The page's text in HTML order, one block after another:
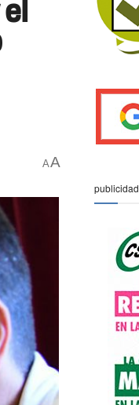
AA
publicidad